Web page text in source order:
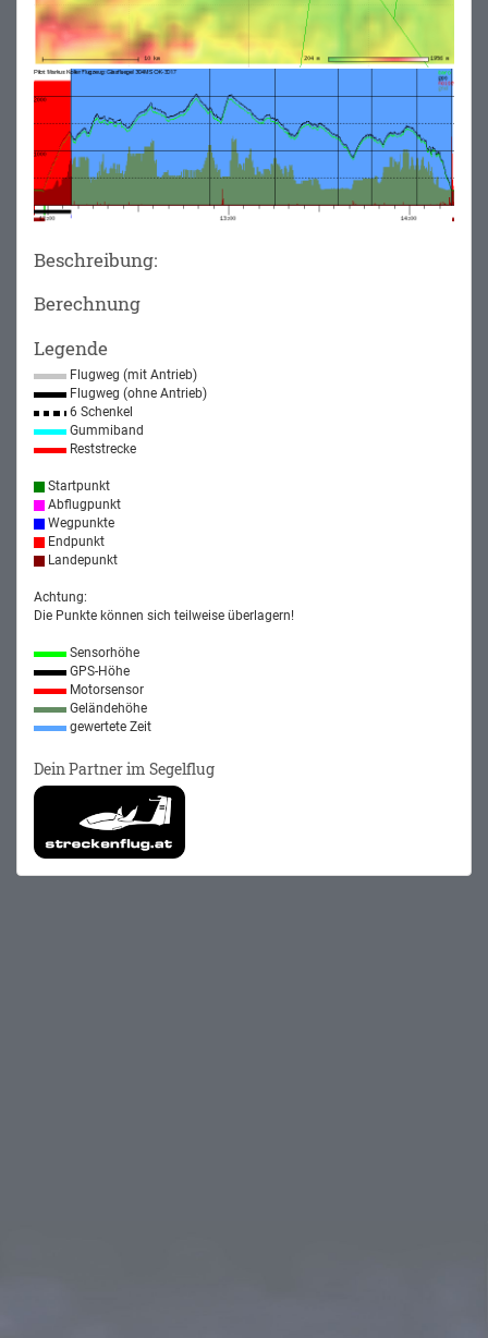
Beschreibung:
Berechnung
Legende
Flugweg (mit Antrieb)
Flugweg (ohne Antrieb)
6 Schenkel
Gummiband
Reststrecke
Startpunkt
Abflugpunkt
Wegpunkte
Endpunkt
Landepunkt
Achtung:
Die Punkte können sich teilweise überlagern!
Sensorhöhe
GPS-Höhe
Motorsensor
Geländehöhe
gewertete Zeit
Dein Partner im Segelflug